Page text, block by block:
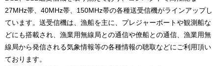
27MHz帯、40MHz帯、150MHz帯の各種送受信機がラインアップし
ています。送受信機は、漁船を主に、プレジャーボートや観測船な
どにも搭載され、漁業用無線局との通信や僚船との通信、漁業用無
線局から発信される気象情報等の各種情報の聴取などにご利用頂い
ております。